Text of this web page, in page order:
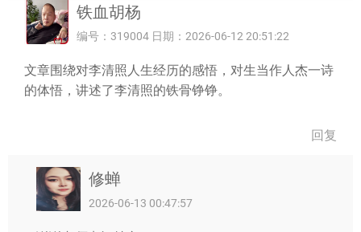
铁血胡杨
编号：319004 日期：2026-06-12 20:51:22
文章围绕对李清照人生经历的感悟，对生当作人杰一诗
的体悟，讲述了李清照的铁骨铮铮。
回复
修蝉
2026-06-13 00:47:57